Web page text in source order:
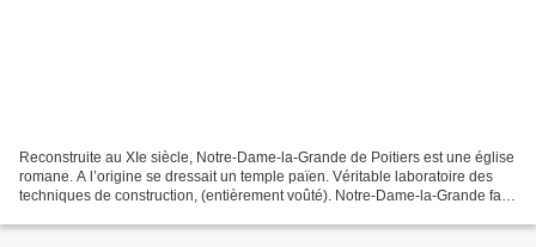
Reconstruite au XIe siècle, Notre-Dame-la-Grande de Poitiers est une église
romane. A l’origine se dressait un temple païen. Véritable laboratoire des
techniques de construction, (entièrement voûté). Notre-Dame-la-Grande fait